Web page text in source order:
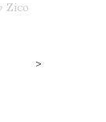
Zico
>